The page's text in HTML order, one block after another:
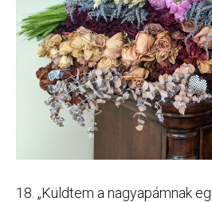
18. „Küldtem a nagyapámnak